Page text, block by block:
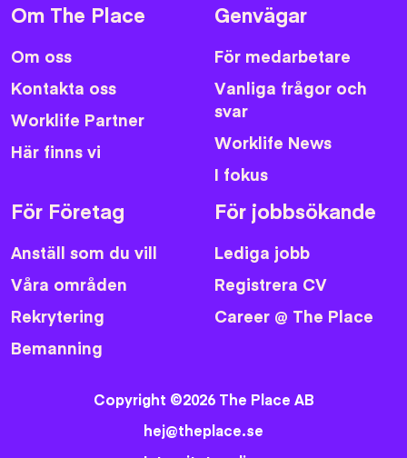
Om The Place
Om oss
Kontakta oss
Worklife Partner
Här finns vi
Genvägar
För medarbetare
Vanliga frågor och
svar
Worklife News
I fokus
För Företag
Anställ som du vill
Våra områden
Rekrytering
Bemanning
För jobbsökande
Lediga jobb
Registrera CV
Career @ The Place
Copyright ©2026 The Place AB
hej@theplace.se